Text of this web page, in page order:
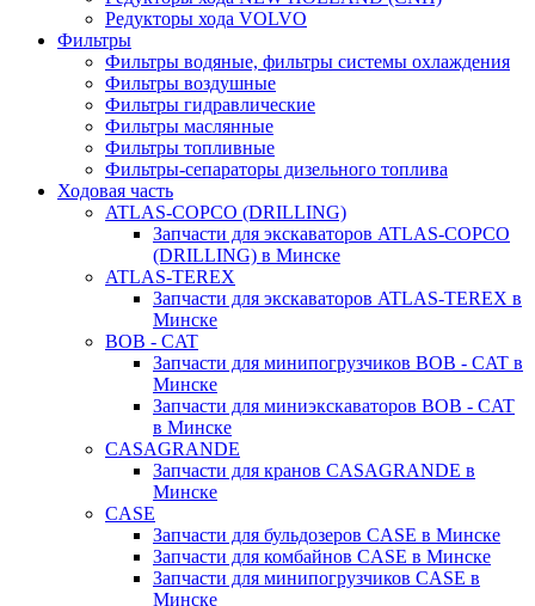
Редукторы хода VOLVO
Фильтры
Фильтры водяные, фильтры системы охлаждения
Фильтры воздушные
Фильтры гидравлические
Фильтры маслянные
Фильтры топливные
Фильтры-сепараторы дизельного топлива
Ходовая часть
ATLAS-COPCO (DRILLING)
Запчасти для экскаваторов ATLAS-COPCO
(DRILLING) в Минске
ATLAS-TEREX
Запчасти для экскаваторов ATLAS-TEREX в
Минске
BOB - CAT
Запчасти для минипогрузчиков BOB - CAT в
Минске
Запчасти для миниэкскаваторов BOB - CAT
в Минске
CASAGRANDE
Запчасти для кранов CASAGRANDE в
Минске
CASE
Запчасти для бульдозеров CASE в Минске
Запчасти для комбайнов CASE в Минске
Запчасти для минипогрузчиков CASE в
Минске